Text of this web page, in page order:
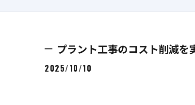
プラント工事のコスト削減
2025/10/10